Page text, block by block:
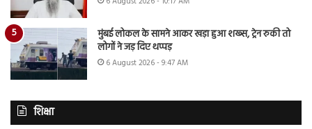
मुंबई लोकल के सामने आकर खड़ा हुआ शख्स, ट्रेन रुकी तो
लोगों ने जड़ दिए थप्पड़
6 August 2026 - 9:47 AM
शिक्षा